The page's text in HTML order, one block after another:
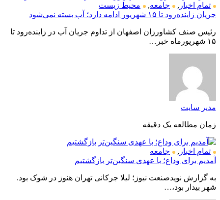
تمام اخبار , جامعه,
محیط زیست
جریان زاینده‌رود تا ۱۵ شهریور ادامه دارد؛ آب بسته نمی‌شود
رئیس صنف کشاورزان اصفهان از تداوم جریان آب در زاینده‌رود تا
۱۵ شهریورماه خبر…
مدیر سایت
زمان مطالعه یک دقیقه
تمام اخبار ,
جامعه
آمدیم برای وداع؛ با عهدی سنگین‌تر بازگشتیم
به گزارش نویدصنعت نیوز؛ لیلا جرکانی تهران هنوز در شوک بود.
شهر بیدار بود،…